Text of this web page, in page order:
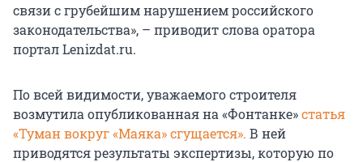
связи с грубейшим нарушением российского
законодательства», – приводит слова оратора
портал Lenizdat.ru.
По всей видимости, уважаемого строителя
возмутила опубликованная на «Фонтанке»статья
«Туман вокруг «Маяка» сгущается». В ней
приводятся результаты экспертизы, которую по